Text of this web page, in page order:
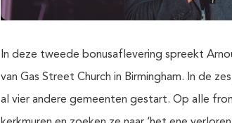
In deze tweede bonusaflevering spreekt
van Gas Street Church in Birmingham. In de
al vier andere gemeenten gestart. Op alle